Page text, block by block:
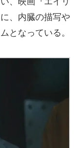
、内臓の描写や
となっている。